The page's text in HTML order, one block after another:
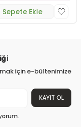
Sepete Ekle
için e-bültenimize
KAYIT OL